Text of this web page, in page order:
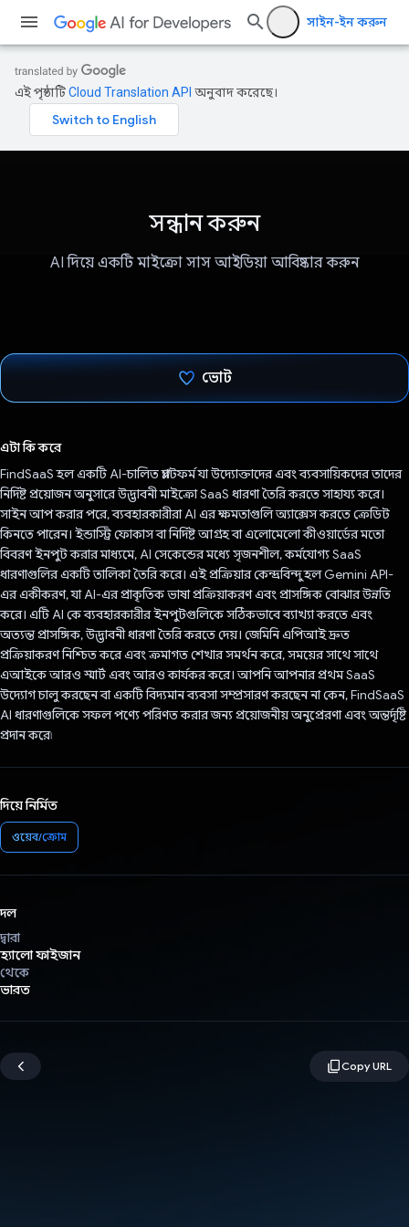
সাইন-ইন করুন
এই পৃষ্ঠাটিCloud Translation API অনুবাদ করেছে।
সন্ধান করুন
AI দিয়ে একটি মাইক্রো সাস আইডিয়া আবিষ্কার করুন
ভোট
এটা কি করে
FindSaaS হল একটি AI-চালিত প্ল্যাটফর্ম যা উদ্যোক্তাদের এবং ব্যবসায়িকদের তাদের
নির্দিষ্ট প্রয়োজন অনুসারে উদ্ভাবনী মাইক্রো SaaS ধারণা তৈরি করতে সাহায্য করে।
সাইন আপ করার পরে, ব্যবহারকারীরা AI এর ক্ষমতাগুলি অ্যাক্সেস করতে ক্রেডিট
কিনতে পারেন। ইন্ডাস্ট্রি ফোকাস বা নির্দিষ্ট আগ্রহ বা এলোমেলো কীওয়ার্ডের মতো
বিবরণ ইনপুট করার মাধ্যমে, AI সেকেন্ডের মধ্যে সৃজনশীল, কর্মযোগ্য SaaS
ধারণাগুলির একটি তালিকা তৈরি করে। এই প্রক্রিয়ার কেন্দ্রবিন্দু হল Gemini API-
এর একীকরণ, যা AI-এর প্রাকৃতিক ভাষা প্রক্রিয়াকরণ এবং প্রাসঙ্গিক বোঝার উন্নতি
করে। এটি AI কে ব্যবহারকারীর ইনপুটগুলিকে সঠিকভাবে ব্যাখ্যা করতে এবং
অত্যন্ত প্রাসঙ্গিক, উদ্ভাবনী ধারণা তৈরি করতে দেয়। জেমিনি এপিআই দ্রুত
প্রক্রিয়াকরণ নিশ্চিত করে এবং ক্রমাগত শেখার সমর্থন করে, সময়ের সাথে সাথে
এআইকে আরও স্মার্ট এবং আরও কার্যকর করে। আপনি আপনার প্রথম SaaS
উদ্যোগ চালু করছেন বা একটি বিদ্যমান ব্যবসা সম্প্রসারণ করছেন না কেন, FindSaaS
AI ধারণাগুলিকে সফল পণ্যে পরিণত করার জন্য প্রয়োজনীয় অনুপ্রেরণা এবং অন্তর্দৃষ্টি
প্রদান করে৷
দিয়ে নির্মিত
ওয়েব/ক্রোম
দল
দ্বারা
হ্যালো ফাইজান
থেকে
ভারত